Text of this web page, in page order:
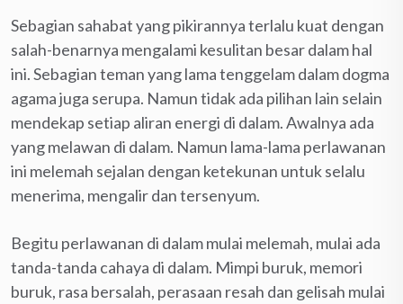
Sebagian sahabat yang pikirannya terlalu kuat dengan
salah-benarnya mengalami kesulitan besar dalam hal
ini. Sebagian teman yang lama tenggelam dalam dogma
agama juga serupa. Namun tidak ada pilihan lain selain
mendekap setiap aliran energi di dalam. Awalnya ada
yang melawan di dalam. Namun lama-lama perlawanan
ini melemah sejalan dengan ketekunan untuk selalu
menerima, mengalir dan tersenyum.
Begitu perlawanan di dalam mulai melemah, mulai ada
tanda-tanda cahaya di dalam. Mimpi buruk, memori
buruk, rasa bersalah, perasaan resah dan gelisah mulai